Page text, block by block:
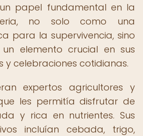
papel fundamental en la
no solo como una
para la supervivencia, sino
elemento crucial en sus
y celebraciones cotidianas.
expertos agricultores y
les permitía disfrutar de
y rica en nutrientes. Sus
incluían cebada, trigo,